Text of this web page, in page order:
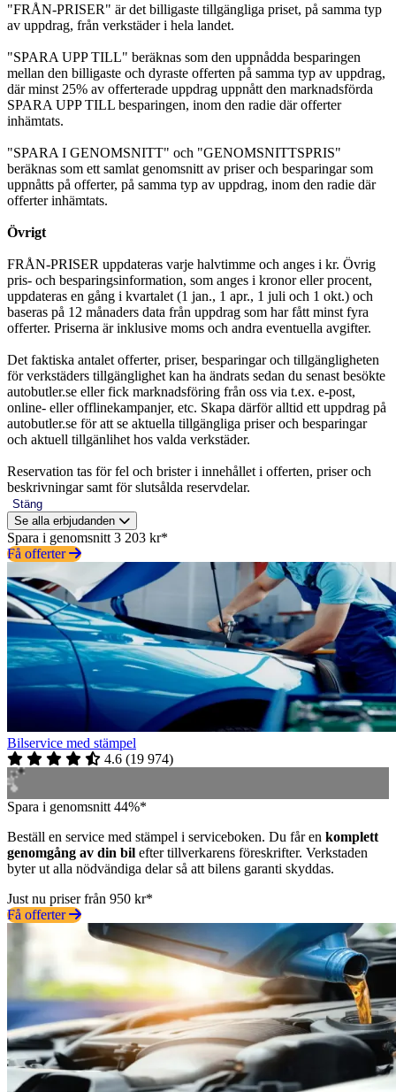
"FRÅN-PRISER" är det billigaste tillgängliga priset, på samma typ
av uppdrag, från verkstäder i hela landet.
"SPARA UPP TILL" beräknas som den uppnådda besparingen
mellan den billigaste och dyraste offerten på samma typ av uppdrag,
där minst 25% av offerterade uppdrag uppnått den marknadsförda
SPARA UPP TILL besparingen, inom den radie där offerter
inhämtats.
"SPARA I GENOMSNITT" och "GENOMSNITTSPRIS"
beräknas som ett samlat genomsnitt av priser och besparingar som
uppnåtts på offerter, på samma typ av uppdrag, inom den radie där
offerter inhämtats.
Övrigt
FRÅN-PRISER uppdateras varje halvtimme och anges i kr. Övrig
pris- och besparingsinformation, som anges i kronor eller procent,
uppdateras en gång i kvartalet (1 jan., 1 apr., 1 juli och 1 okt.) och
baseras på 12 månaders data från uppdrag som har fått minst fyra
offerter. Priserna är inklusive moms och andra eventuella avgifter.
Det faktiska antalet offerter, priser, besparingar och tillgängligheten
för verkstäders tillgänglighet kan ha ändrats sedan du senast besökte
autobutler.se eller fick marknadsföring från oss via t.ex. e-post,
online- eller offlinekampanjer, etc. Skapa därför alltid ett uppdrag på
autobutler.se för att se aktuella tillgängliga priser och besparingar
och aktuell tillgänlihet hos valda verkstäder.
Reservation tas för fel och brister i innehållet i offerten, priser och
beskrivningar samt för slutsålda reservdelar.
Stäng
Se alla erbjudanden
Spara i genomsnitt 3 203 kr*
Få offerter
Bilservice med stämpel
4.6 (19 974)
Spara i genomsnitt 44%*
Beställ en service med stämpel i serviceboken. Du får en komplett
genomgång av din bil efter tillverkarens föreskrifter. Verkstaden
byter ut alla nödvändiga delar så att bilens garanti skyddas.
Just nu priser från 950 kr*
Få offerter